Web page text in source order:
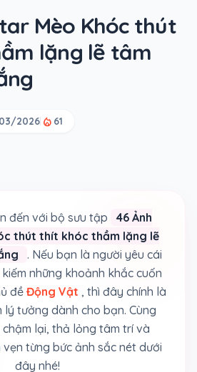
Mèo Khóc thút
lặng lẽ tâm
2026 local_fire_department 61
đến với bộ sưu tập
46 Ảnh
thút thít khóc thầm lặng lẽ
. Nếu bạn là người yêu cái
những khoảnh khắc cuốn
đề Động Vật , thì đây chính là
tưởng dành cho bạn. Cùng
chậm lại, thả lỏng tâm trí và
từng bức ảnh sắc nét dưới
đây nhé!